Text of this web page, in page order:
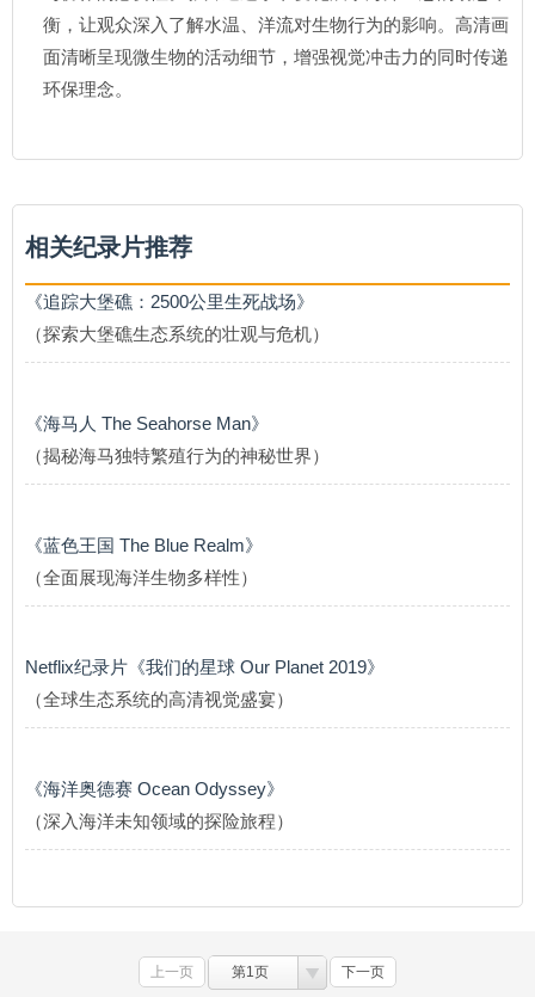
衡，让观众深入了解水温、洋流对生物行为的影响。高清画
面清晰呈现微生物的活动细节，增强视觉冲击力的同时传递
环保理念。
相关纪录片推荐
《追踪大堡礁：2500公里生死战场》
（探索大堡礁生态系统的壮观与危机）
《海马人 The Seahorse Man》
（揭秘海马独特繁殖行为的神秘世界）
《蓝色王国 The Blue Realm》
（全面展现海洋生物多样性）
Netflix纪录片《我们的星球 Our Planet 2019》
（全球生态系统的高清视觉盛宴）
《海洋奥德赛 Ocean Odyssey》
（深入海洋未知领域的探险旅程）
上一页 第1页 下一页